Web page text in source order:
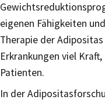
eigenen Fähigkeiten
Therapie der
Erkrankungen viel
Patienten.
In der